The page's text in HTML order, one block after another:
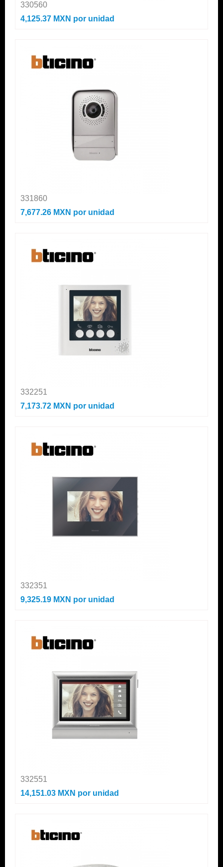
330560
4,125.37 MXN por unidad
331860
7,677.26 MXN por unidad
332251
7,173.72 MXN por unidad
332351
9,325.19 MXN por unidad
332551
14,151.03 MXN por unidad